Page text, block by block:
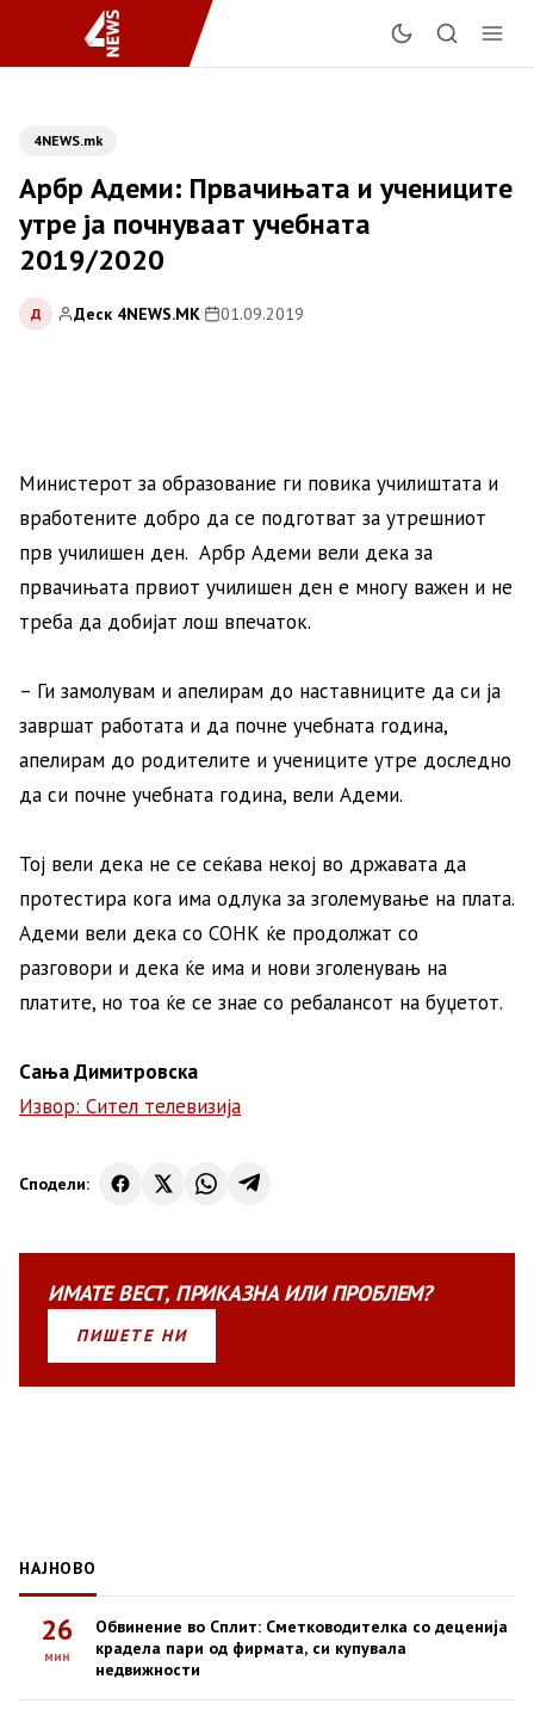
4NEWS.mk
Арбр Адеми: Првачињата и учениците
утре ја почнуваат учебната
2019/2020
Д Деск 4NEWS.MK| 01.09.2019
Министерот за образование ги повика училиштата и
вработените добро да се подготват за утрешниот
прв училишен ден. Арбр Адеми вели дека за
првачињата првиот училишен ден е многу важен и не
треба да добијат лош впечаток.
– Ги замолувам и апелирам до наставниците да си ја
завршат работата и да почне учебната година,
апелирам до родителите и учениците утре доследно
да си почне учебната година, вели Адеми.
Тој вели дека не се сеќава некој во државата да
протестира кога има одлука за зголемување на плата.
Адеми вели дека со СОНК ќе продолжат со
разговори и дека ќе има и нови зголенувањ на
платите, но тоа ќе се знае со ребалансот на буџетот.
Сања Димитровска
Извор: Сител телевизија
Сподели:
ИМАТЕВЕСТ, ПРИКАЗНАИЛИПРОБЛЕМ?
ПИШЕТЕ НИ
НАЈНОВО
26
мин
Обвинение во Сплит: Сметководителка со деценија
крадела пари од фирмата, си купувала
недвижности